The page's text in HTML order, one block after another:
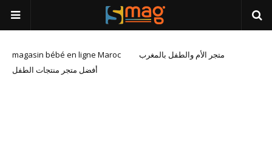
magasin bébé en ligne Maroc
متجر الأم والطفل بالمغرب
أفضل متجر منتجات الطفل